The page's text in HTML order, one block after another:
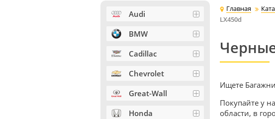
Главная
LX450d
Ищете
Покупайте у
области, в
Audi
BMW
Cadillac
Chevrolet
Great-Wall
Honda